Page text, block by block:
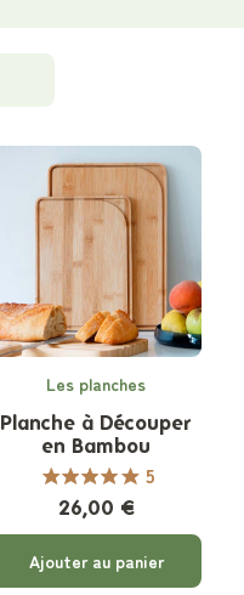
Les planches
Planche à Découper
en Bambou
5
26,00 €
Ajouter au panier